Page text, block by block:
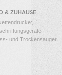
& ZUHAUSE
und Trockensauger